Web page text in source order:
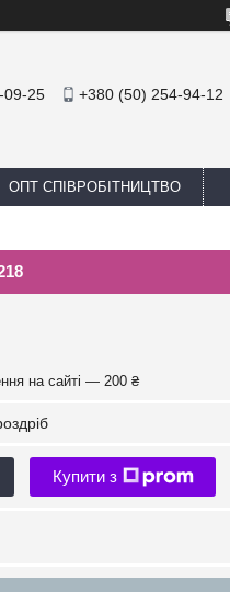
09-25 +380 (50) 254-94-12
ОПТ СПІВРОБІТНИЦТВО
на сайті — 200 ₴
Купити з